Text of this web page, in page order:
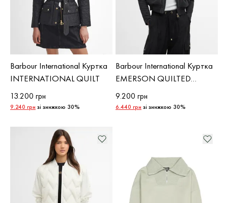
Barbour International Куртка
INTERNATIONAL QUILT
13.200 грн
9.240 грн зі знижкою 30%
Barbour International Куртка
EMERSON QUILTED
SWEAT
9.200 грн
6.440 грн зі знижкою 30%